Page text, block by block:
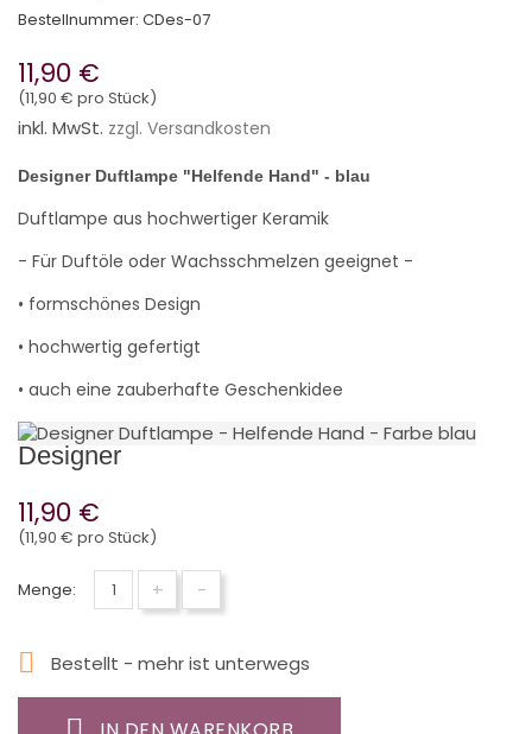
Bestellnummer: CDes-07
11,90 €
(11,90 € pro Stück)
inkl. MwSt. zzgl. Versandkosten
Designer Duftlampe "Helfende Hand" - blau
Duftlampe aus hochwertiger Keramik
- Für Duftöle oder Wachsschmelzen geeignet -
• formschönes Design
• hochwertig gefertigt
• auch eine zauberhafte Geschenkidee
Designer
11,90 €
(11,90 € pro Stück)
Menge: + -
 Bestellt - mehr ist unterwegs